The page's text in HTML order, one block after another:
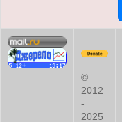
©
2012
-
2025